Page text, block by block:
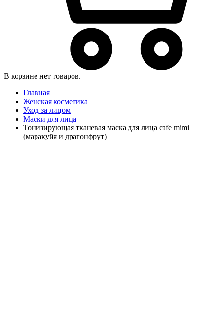
В корзине нет товаров.
Главная
Женская косметика
Уход за лицом
Маски для лица
Тонизирующая тканевая маска для лица cafe mimi
(маракуйя и драгонфрут)